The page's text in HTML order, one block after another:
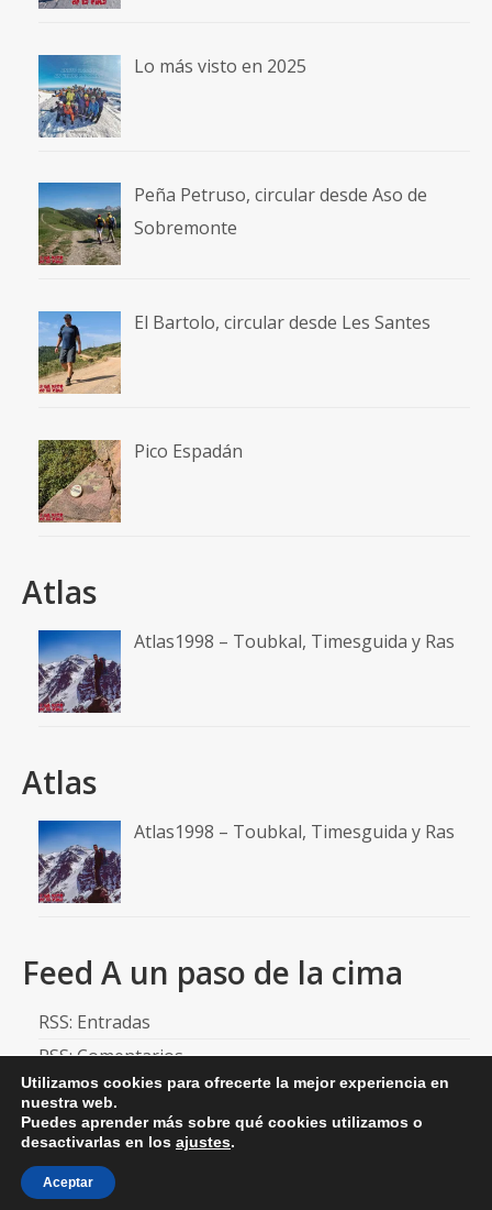
Lo más visto en 2025
Peña Petruso, circular desde Aso de
Sobremonte
El Bartolo, circular desde Les Santes
Pico Espadán
Atlas
Atlas1998 – Toubkal, Timesguida y Ras
Atlas
Atlas1998 – Toubkal, Timesguida y Ras
Feed A un paso de la cima
RSS: Entradas
RSS: Comentarios
© 2026 aunpasodelacima
Utilizamos cookies para ofrecerte la mejor experiencia en
nuestra web.
Puedes aprender más sobre qué cookies utilizamos o
desactivarlas en los ajustes.
Aceptar